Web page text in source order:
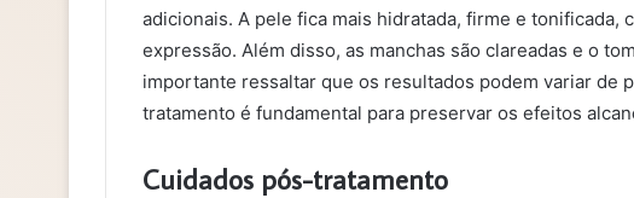
adicionais. A pele fica mais hidratada, firme e tonificada,
expressão. Além disso, as manchas são clareadas e o
importante ressaltar que os resultados podem variar de
tratamento é fundamental para preservar os efeitos
Cuidados pós-tratamento